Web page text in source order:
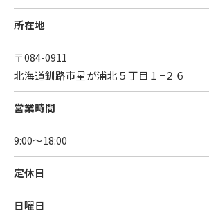
所在地
〒084-0911
北海道釧路市星が浦北５丁目１−２６
営業時間
9:00～18:00
定休日
日曜日